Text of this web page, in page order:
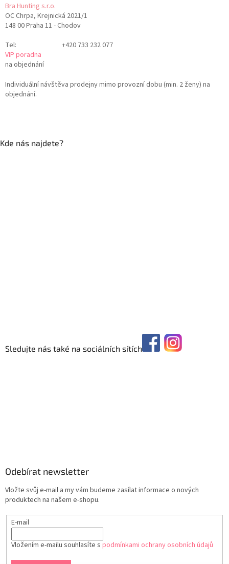
Bra Hunting s.r.o.
OC Chrpa, Krejnická 2021/1
148 00 Praha 11 - Chodov
Tel:
+420 733 232 077
VIP poradna
na objednání
Individuální návštěva prodejny mimo provozní dobu (min. 2 ženy) na
objednání.
Kde nás najdete?
Sledujte nás také na sociálních sítích
Odebírat newsletter
Vložte svůj e-mail a my vám budeme zasílat informace o nových
produktech na našem e-shopu.
E-mail
Vložením e-mailu souhlasíte s podmínkami ochrany osobních údajů